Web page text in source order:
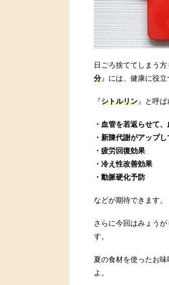
日ごろ捨ててしまう
分』には、健康に役立
『シトルリン』と呼
・血管を若返らせて
・新陳代謝がアップ
・疲労回復効果
・冷え性改善効果
・動脈硬化予防
などが期待できます。
さらに今回はみょう
す。
夏の食材を使ったお
よ。